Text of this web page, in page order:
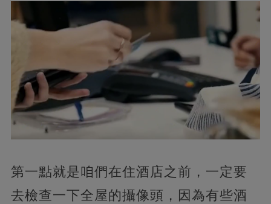
第一點就是咱們在住酒店之前，一定要
去檢查一下全屋的攝像頭，因為有些酒